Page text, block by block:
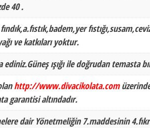
40 .
ve katkıları yoktur.
ışığı ile doğrudan temasta
http://www.divacikolata.com
garantisi altındadır.
dair Yönetmeliğin 7.maddesinin